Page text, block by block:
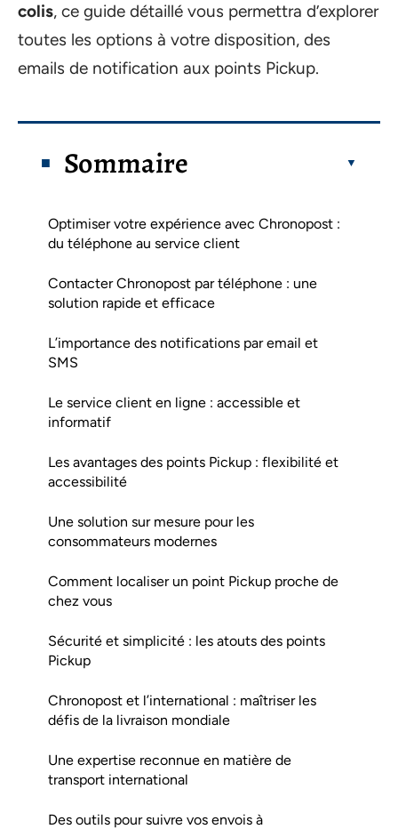
colis, ce guide détaillé vous permettra d’explorer
toutes les options à votre disposition, des
emails de notification aux points Pickup.
Sommaire
Optimiser votre expérience avec Chronopost :
du téléphone au service client
Contacter Chronopost par téléphone : une
solution rapide et efficace
L’importance des notifications par email et
SMS
Le service client en ligne : accessible et
informatif
Les avantages des points Pickup : flexibilité et
accessibilité
Une solution sur mesure pour les
consommateurs modernes
Comment localiser un point Pickup proche de
chez vous
Sécurité et simplicité : les atouts des points
Pickup
Chronopost et l’international : maîtriser les
défis de la livraison mondiale
Une expertise reconnue en matière de
transport international
Des outils pour suivre vos envois à